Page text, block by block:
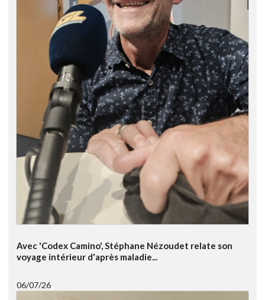
Avec 'Codex Camino', Stéphane Nézoudet relate son
voyage intérieur d'après maladie...
06/07/26